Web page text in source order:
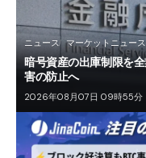
ニュース マーケットニュース
暗号資産の出庫制限を
害の防止へ
2026年08月07日 09時55分